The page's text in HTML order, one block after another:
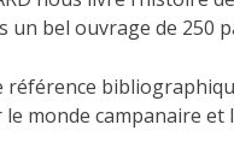
un bel ouvrage de 250
référence
monde campanaire et